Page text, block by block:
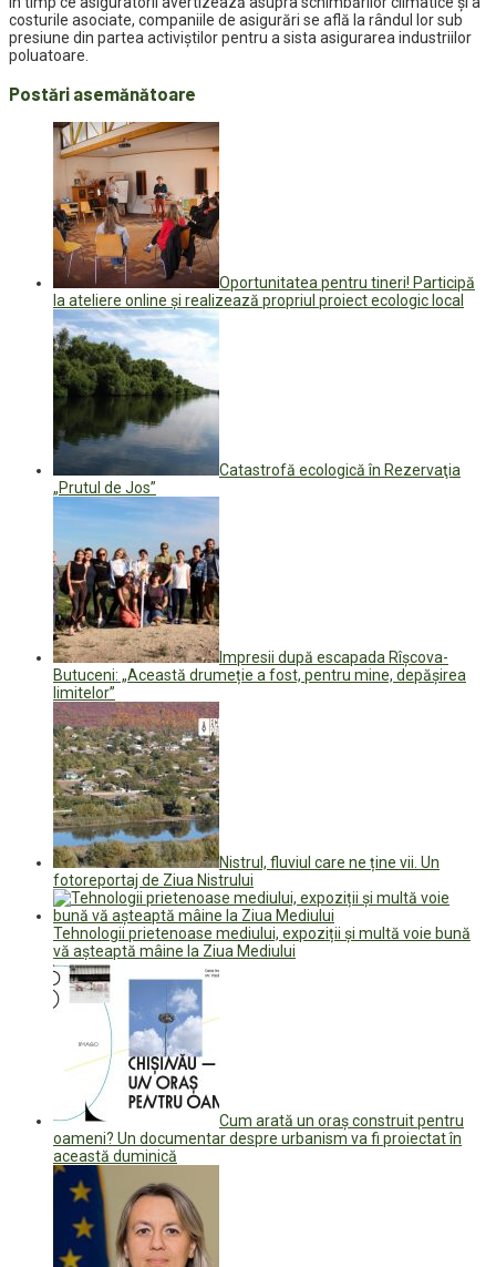
costurile asociate, companiile de asigurări se află la rândul lor sub
presiune din partea activiştilor pentru a sista asigurarea industriilor
poluatoare.
Postări asemănătoare
Oportunitatea pentru tineri! Participă
la ateliere online și realizează propriul proiect ecologic local
Catastrofă ecologică în Rezervaţia
„Prutul de Jos”
Impresii după escapada Rîșcova-
Butuceni: „Această drumeție a fost, pentru mine, depășirea
limitelor”
Nistrul, fluviul care ne ține vii. Un
fotoreportaj de Ziua Nistrului
Tehnologii prietenoase mediului, expoziții și multă voie bună
vă așteaptă mâine la Ziua Mediului
Cum arată un oraș construit pentru
oameni? Un documentar despre urbanism va fi proiectat în
această duminică